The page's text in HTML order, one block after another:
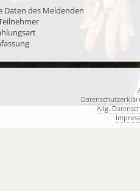
Daten des Meldenden
Allg.